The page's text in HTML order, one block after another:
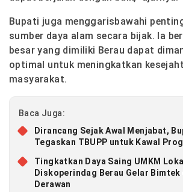
Bupati juga menggarisbawahi
sumber daya alam secara bijak. Ia
besar yang dimiliki Berau dapat
optimal untuk meningkatkan
masyarakat.
Baca Juga:
Dirancang Sejak Awal Menjabat,
Tegaskan TBUPP untuk Kawal
Tingkatkan Daya Saing UMKM
Diskoperindag Berau Gelar Bimtek
Derawan